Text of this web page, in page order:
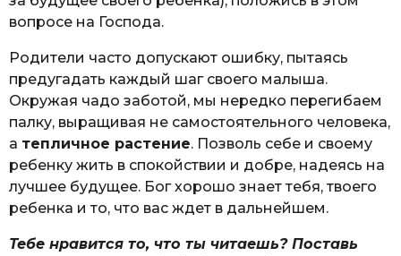
вопросе на Господа.
Родители часто допускают ошибку, пытаясь
предугадать каждый шаг своего малыша.
Окружая чадо заботой, мы нередко перегибаем
палку, выращивая не самостоятельного человека,
а тепличное растение. Позволь себе и своему
ребенку жить в спокойствии и добре, надеясь на
лучшее будущее. Бог хорошо знает тебя, твоего
ребенка и то, что вас ждет в дальнейшем.
Тебе нравится то, что ты читаешь? Поставь